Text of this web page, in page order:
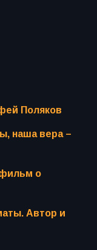
Поляков
наша вера –
о
Автор и